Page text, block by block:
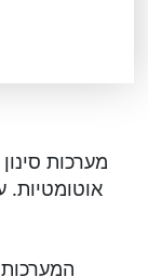
מערכות
אוטומטיות.